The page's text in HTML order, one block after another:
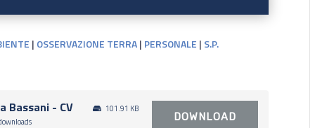
| OSSERVAZIONE TERRA| PERSONALE | S.P.
Bassani - CV
101.91 KB
DOWNLOAD